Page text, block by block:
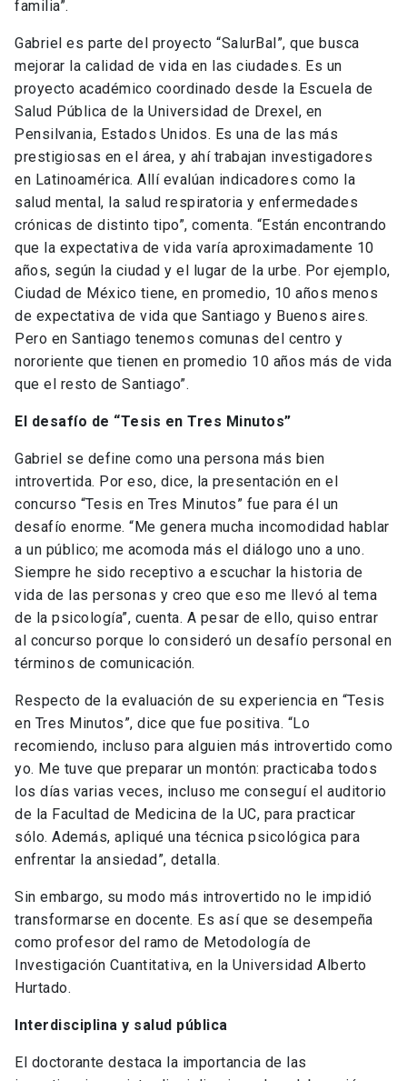
familia”.
Gabriel es parte del proyecto “SalurBal”, que busca
mejorar la calidad de vida en las ciudades. Es un
proyecto académico coordinado desde la Escuela de
Salud Pública de la Universidad de Drexel, en
Pensilvania, Estados Unidos. Es una de las más
prestigiosas en el área, y ahí trabajan investigadores
en Latinoamérica. Allí evalúan indicadores como la
salud mental, la salud respiratoria y enfermedades
crónicas de distinto tipo”, comenta. “Están encontrando
que la expectativa de vida varía aproximadamente 10
años, según la ciudad y el lugar de la urbe. Por ejemplo,
Ciudad de México tiene, en promedio, 10 años menos
de expectativa de vida que Santiago y Buenos aires.
Pero en Santiago tenemos comunas del centro y
nororiente que tienen en promedio 10 años más de vida
que el resto de Santiago”.
El desafío de “Tesis en Tres Minutos”
Gabriel se define como una persona más bien
introvertida. Por eso, dice, la presentación en el
concurso “Tesis en Tres Minutos” fue para él un
desafío enorme. “Me genera mucha incomodidad hablar
a un público; me acomoda más el diálogo uno a uno.
Siempre he sido receptivo a escuchar la historia de
vida de las personas y creo que eso me llevó al tema
de la psicología”, cuenta. A pesar de ello, quiso entrar
al concurso porque lo consideró un desafío personal en
términos de comunicación.
Respecto de la evaluación de su experiencia en “Tesis
en Tres Minutos”, dice que fue positiva. “Lo
recomiendo, incluso para alguien más introvertido como
yo. Me tuve que preparar un montón: practicaba todos
los días varias veces, incluso me conseguí el auditorio
de la Facultad de Medicina de la UC, para practicar
sólo. Además, apliqué una técnica psicológica para
enfrentar la ansiedad”, detalla.
Sin embargo, su modo más introvertido no le impidió
transformarse en docente. Es así que se desempeña
como profesor del ramo de Metodología de
Investigación Cuantitativa, en la Universidad Alberto
Hurtado.
Interdisciplina y salud pública
El doctorante destaca la importancia de las